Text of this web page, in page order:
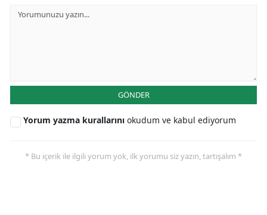
GÖNDER
Yorum yazma kurallarını okudum ve kabul ediyorum
* Bu içerik ile ilgili yorum yok, ilk yorumu siz yazın, tartışalım *